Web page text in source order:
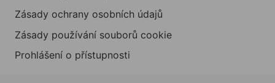
Zásady ochrany osobních údajů
Zásady používání souborů cookie
Prohlášení o přístupnosti